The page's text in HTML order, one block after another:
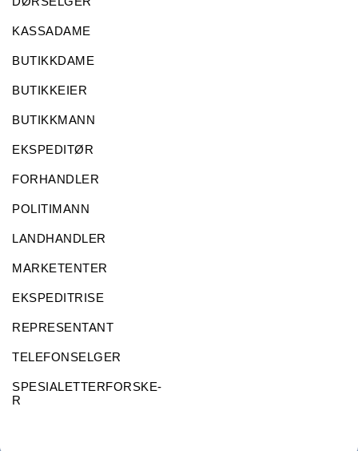
KASSADAME
BUTIKKDAME
BUTIKKEIER
BUTIKKMANN
EKSPEDITØR
FORHANDLER
POLITIMANN
LANDHANDLER
MARKETENTER
EKSPEDITRISE
REPRESENTANT
TELEFONSELGER
SPESIALETTERFORSKE-
R